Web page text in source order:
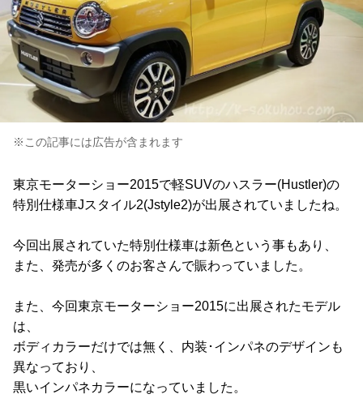
※この記事には広告が含まれます
東京モーターショー2015で軽SUVのハスラー(Hustler)の
特別仕様車Jスタイル2(Jstyle2)が出展されていましたね。
今回出展されていた特別仕様車は新色という事もあり、
また、発売が多くのお客さんで賑わっていました。
また、今回東京モーターショー2015に出展されたモデル
は、
ボディカラーだけでは無く、内装･インパネのデザインも
異なっており、
黒いインパネカラーになっていました。